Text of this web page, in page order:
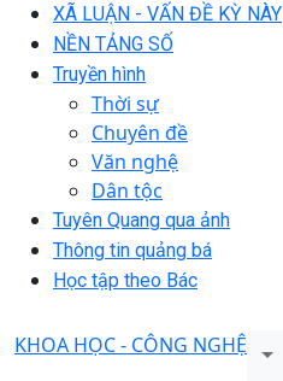
XÃ LUẬN - VẤN ĐỀ KỲ NÀY
NỀN TẢNG SỐ
Truyền hình
Thời sự
Chuyên đề
Văn nghệ
Dân tộc
Tuyên Quang qua ảnh
Thông tin quảng bá
Học tập theo Bác
KHOA HỌC - CÔNG NGHỆ